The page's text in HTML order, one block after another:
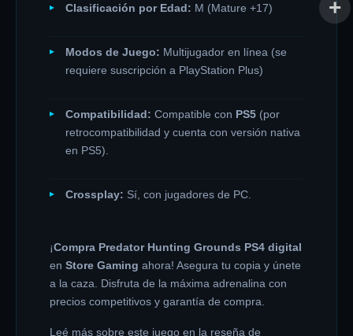
Clasificación por Edad: M (Mature +17)
Modos de Juego: Multijugador en línea (se
requiere suscripción a PlayStation Plus)
Compatibilidad: Compatible con PS5 (por
retrocompatibilidad y cuenta con versión nativa
en PS5).
Crossplay: Sí, con jugadores de PC.
¡Compra Predator Hunting Grounds PS4 digital
en Store Gaming ahora! Asegura tu copia y únete
a la caza. Disfruta de la máxima adrenalina con
precios competitivos y garantía de compra.
Leé más sobre este juego en la reseña de